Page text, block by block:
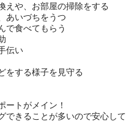
えや、お部屋の掃除をする
あいづちをうつ
で食べてもらう
伝い
をする様子を見守る
ートがメイン！
できることが多いので安心して